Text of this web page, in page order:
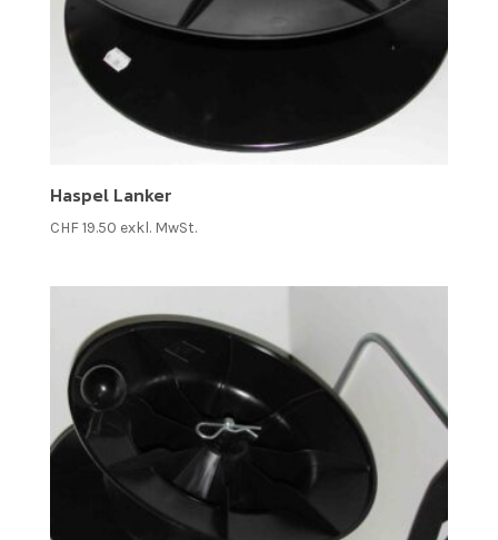
Haspel Lanker
CHF19.50 exkl. MwSt.